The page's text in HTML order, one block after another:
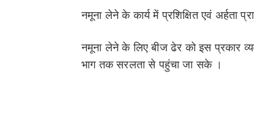
नमूना लेने के कार्य में प्रशिक्षित एवं अर्हता
नमूना लेने के लिए बीज ढेर को इस प्रकार
भाग तक सरलता से पहुंचा जा सके ।